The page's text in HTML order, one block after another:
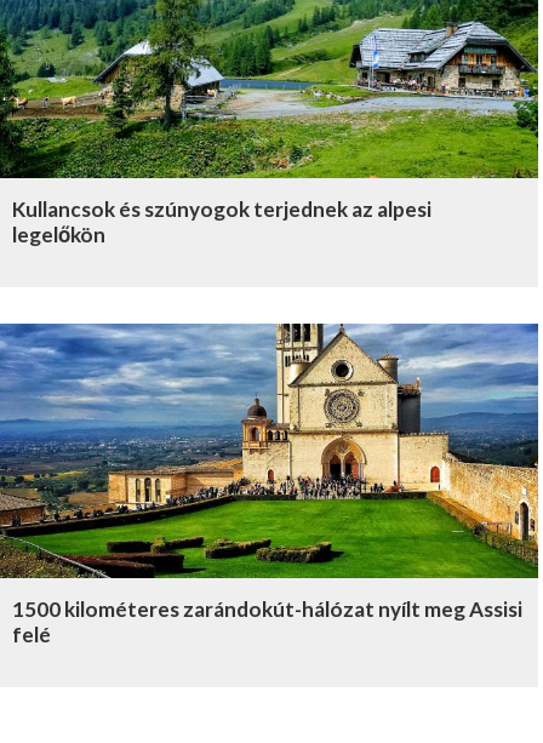
Kullancsok és szúnyogok terjednek az alpesi
legelőkön
1500 kilométeres zarándokút-hálózat nyílt meg Assisi
felé